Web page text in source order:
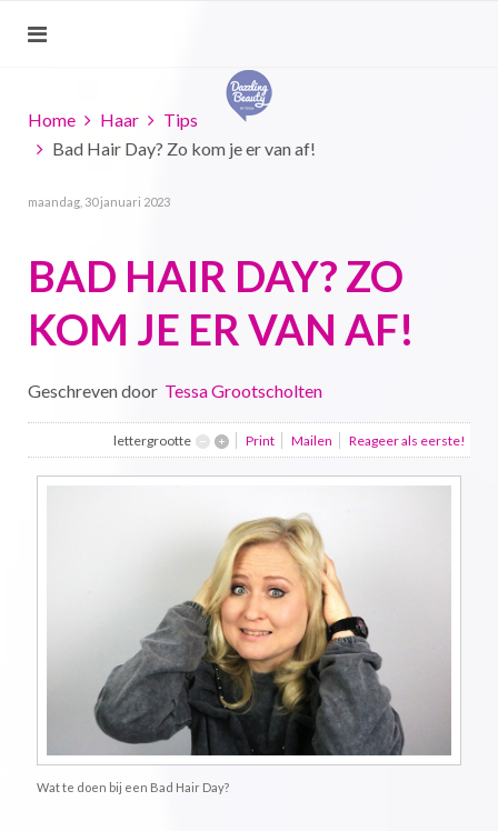
Home Haar
Tips
Bad Hair Day? Zo kom je er van af!
maandag, 30 januari 2023
BAD HAIR DAY? ZO
KOM JE ER VAN AF!
Geschreven door Tessa Grootscholten
lettergrootte Print Mailen Reageer als eerste!
Wat te doen bij een Bad Hair Day?